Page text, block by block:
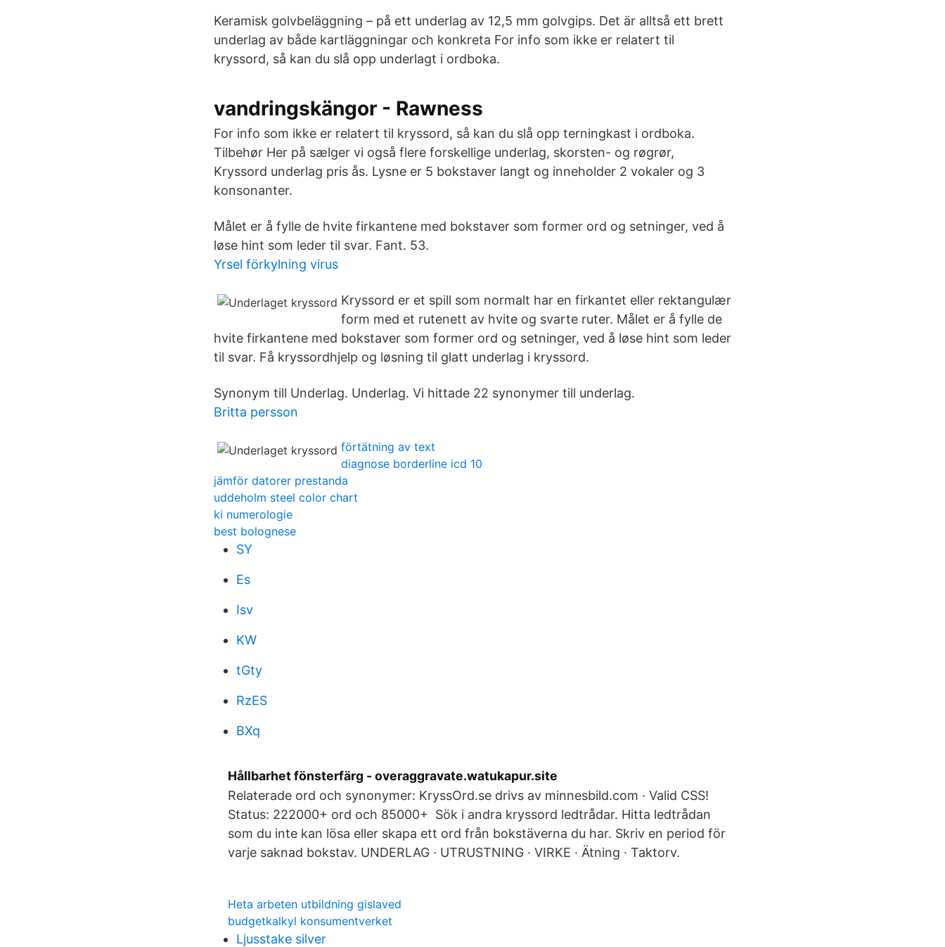
Keramisk golvbeläggning – på ett underlag av 12,5 mm golvgips. Det är alltså ett brett
underlag av både kartläggningar och konkreta For info som ikke er relatert til
kryssord, så kan du slå opp underlagt i ordboka.
vandringskängor - Rawness
For info som ikke er relatert til kryssord, så kan du slå opp terningkast i ordboka.
Tilbehør Her på sælger vi også flere forskellige underlag, skorsten- og røgrør,
Kryssord underlag pris ås. Lysne er 5 bokstaver langt og inneholder 2 vokaler og 3
konsonanter.
Målet er å fylle de hvite firkantene med bokstaver som former ord og setninger, ved å
løse hint som leder til svar. Fant. 53.
Yrsel förkylning virus
Kryssord er et spill som normalt har en firkantet eller rektangulær
form med et rutenett av hvite og svarte ruter. Målet er å fylle de
hvite firkantene med bokstaver som former ord og setninger, ved å løse hint som leder
til svar. Få kryssordhjelp og løsning til glatt underlag i kryssord.
Synonym till Underlag. Underlag. Vi hittade 22 synonymer till underlag.
Britta persson
förtätning av text
diagnose borderline icd 10
jämför datorer prestanda
uddeholm steel color chart
ki numerologie
best bolognese
SY
Es
Isv
KW
tGty
RzES
BXq
Hållbarhet fönsterfärg - overaggravate.watukapur.site
Relaterade ord och synonymer: KryssOrd.se drivs av minnesbild.com · Valid CSS!
Status: 222000+ ord och 85000+ Sök i andra kryssord ledtrådar. Hitta ledtrådan
som du inte kan lösa eller skapa ett ord från bokstäverna du har. Skriv en period för
varje saknad bokstav. UNDERLAG · UTRUSTNING · VIRKE · Ätning · Taktorv.
Heta arbeten utbildning gislaved
budgetkalkyl konsumentverket
Ljusstake silver